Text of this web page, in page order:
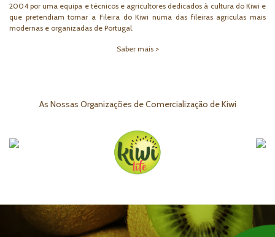
2004 por uma equipa e técnicos e agricultores dedicados à cultura do Kiwi e
que pretendiam tornar a Fileira do Kiwi numa das fileiras agriculas mais
modernas e organizadas de Portugal.
Saber mais >
As Nossas Organizações de Comercialização de Kiwi